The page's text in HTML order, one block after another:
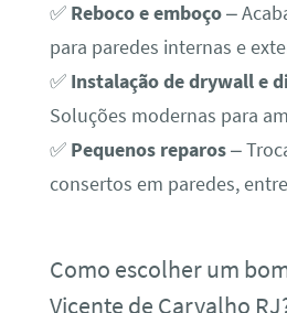
✅ Reboco e emboço–
para paredes internas e
✅ Instalação de drywall e
Soluções modernas para
✅ Pequenos reparos–
consertos em paredes,
Como escolher um
Vicente de Carvalho